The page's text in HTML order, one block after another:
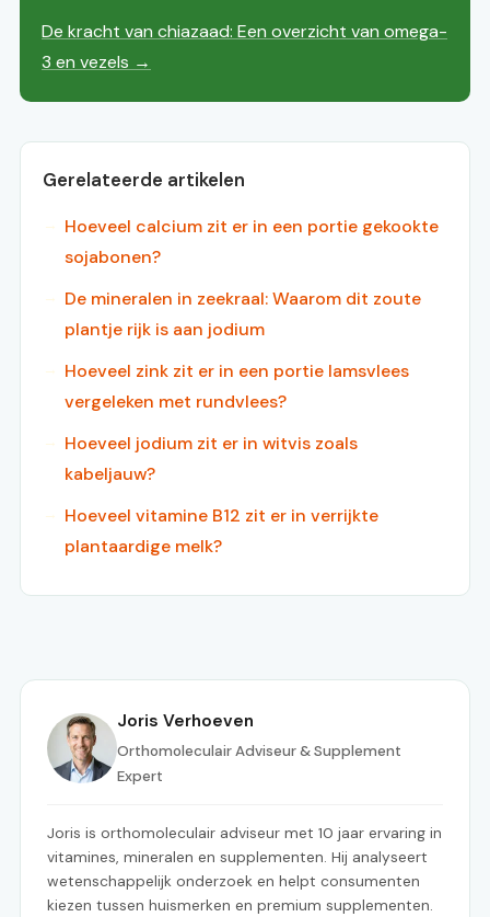
De kracht van chiazaad: Een overzicht van omega-
3 en vezels →
Gerelateerde artikelen
Hoeveel calcium zit er in een portie gekookte
sojabonen?
De mineralen in zeekraal: Waarom dit zoute
plantje rijk is aan jodium
Hoeveel zink zit er in een portie lamsvlees
vergeleken met rundvlees?
Hoeveel jodium zit er in witvis zoals
kabeljauw?
Hoeveel vitamine B12 zit er in verrijkte
plantaardige melk?
Joris Verhoeven
Orthomoleculair Adviseur & Supplement
Expert
Joris is orthomoleculair adviseur met 10 jaar ervaring in
vitamines, mineralen en supplementen. Hij analyseert
wetenschappelijk onderzoek en helpt consumenten
kiezen tussen huismerken en premium supplementen.